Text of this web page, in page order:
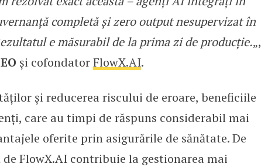
completă și zero output nesupervizat în
e măsurabil de la prima zi de producție.„,
și cofondatorFlowX.AI.
și reducerea riscului de eroare, beneficiile
care au timpi de răspuns considerabil mai
oferite prin asigurările de sănătate. De
FlowX.AI contribuie la gestionarea mai